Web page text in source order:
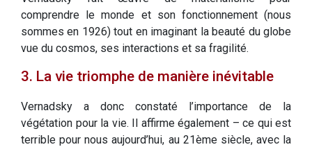
comprendre le monde et son fonctionnement (nous
sommes en 1926) tout en imaginant la beauté du globe
vue du cosmos, ses interactions et sa fragilité.
3. La vie triomphe de manière inévitable
Vernadsky a donc constaté l’importance de la
végétation pour la vie. Il affirme également – ce qui est
terrible pour nous aujourd’hui, au 21ème siècle, avec la